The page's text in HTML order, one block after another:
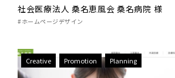
社会医療法人 桑名恵風会 桑名病院 様
#ホームページデザイン
Creative Promotion Planning